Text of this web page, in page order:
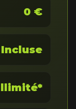
0 €
Incluse